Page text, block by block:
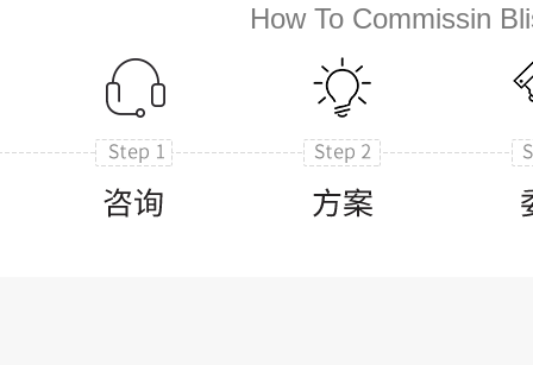
How To Commissin